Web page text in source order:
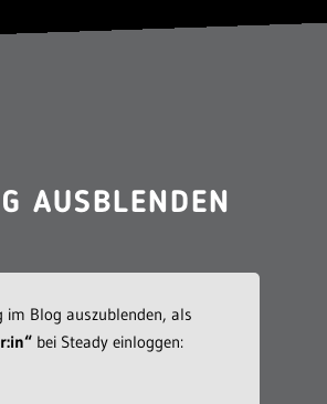
AUSBLENDEN
im Blog auszublenden, als
bei Steady einloggen: